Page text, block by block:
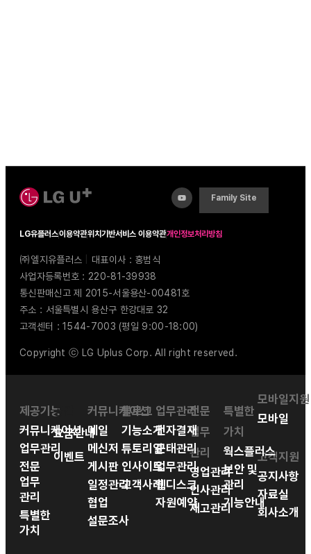
Family Site
LG유플러스이용약관위치기반서비스 이용약관개인정보처리방침
㈜엘지유플러스
대표이사 : 홍범식
사업자등록번호 : 220-81-39938
통신판매신고 제 2015-서울용산-00481호
주소 : 서울특별시 용산구 한강대로 32
고객센터 : 1544-7003 (평일 9:00-18:00)
Copyright ⓒ LG Uplus Corp. All right reserved.
제공기능
커뮤니케이션
업무관리
전문
업무
관리
특별한
가치
공간
요금안내
이벤트
커뮤니케이션
메일
메신저
게시판
일정관리
협업
설문조사
블로그
기능소개
튜토리얼
인사이트
고객사례
업무관리
전자결재
근태관리
업무관리
웹디스크
자원예약
전문
업무
관리
영업관리
인사관리
재고관리
특별한
가치
웍스플러스
보안 및
관리
기능안내
모바일지원
모바일
고객지원
공지사항
자료실
회사소개